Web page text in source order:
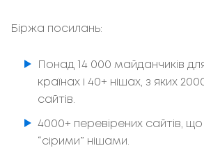
Біржа посилань:
Понад 14 000 майданчиків
країнах і 40+ нішах, з яких
сайтів.
4000+ перевірених сайтів,
“сірими” нішами.